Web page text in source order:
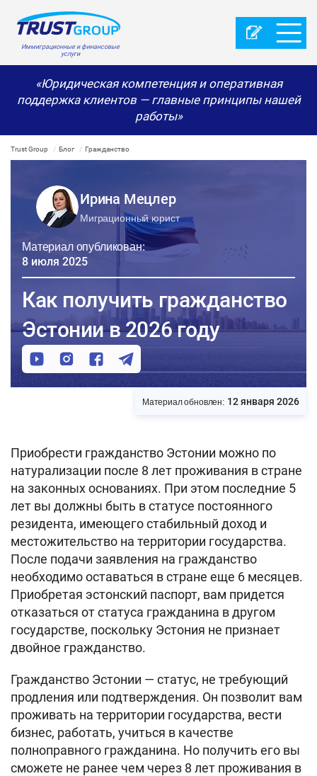
Иммиграционные и финансовые
услуги
«Юридическая компетенция и оперативная
поддержка клиентов — главные принципы нашей
работы»
Trust Group Блог Гражданство
Ирина Мецлер
Миграционный юрист
Материал опубликован:
8 июля 2025
Как получить гражданство
Эстонии в 2026 году
Материал обновлен: 12 января 2026
Приобрести гражданство Эстонии можно по
натурализации после 8 лет проживания в стране
на законных основаниях. При этом последние 5
лет вы должны быть в статусе постоянного
резидента, имеющего стабильный доход и
местожительство на территории государства.
После подачи заявления на гражданство
необходимо оставаться в стране еще 6 месяцев.
Приобретая эстонский паспорт, вам придется
отказаться от статуса гражданина в другом
государстве, поскольку Эстония не признает
двойное гражданство.
Гражданство Эстонии — статус, не требующий
продления или подтверждения. Он позволит вам
проживать на территории государства, вести
бизнес, работать, учиться в качестве
полноправного гражданина. Но получить его вы
сможете не ранее чем через 8 лет проживания в